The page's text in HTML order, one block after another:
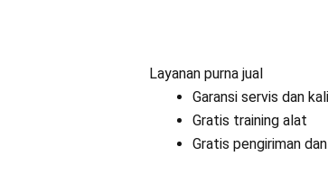
Layanan purna jual
Garansi servis dan
Gratis training alat
Gratis pengiriman